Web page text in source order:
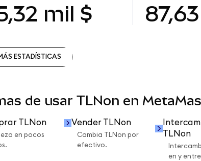
mil $
ESTADÍSTICAS
de usar TLNon en
TLNon
en pocos
Vender TLNon
Cambia TLNon por
efectivo.
TLNon
en y entre